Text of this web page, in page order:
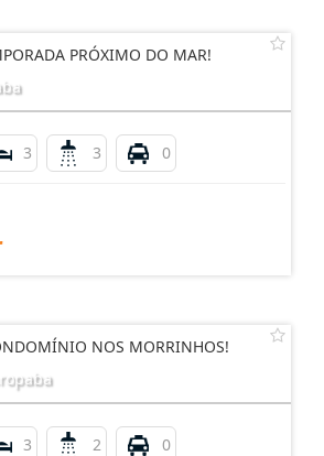
PRÓXIMO DO MAR!
3 3 0
NOS MORRINHOS!
3 2 0